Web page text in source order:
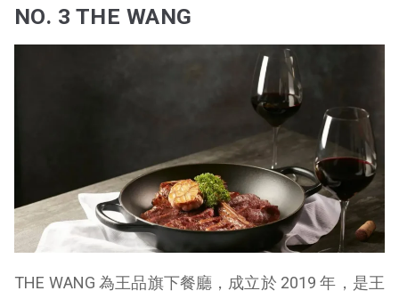
NO. 3 THE WANG
THE WANG 為王品旗下餐廳，成立於 2019 年，是王